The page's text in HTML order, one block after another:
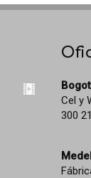
Cel y
300